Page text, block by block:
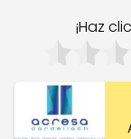
¡Haz